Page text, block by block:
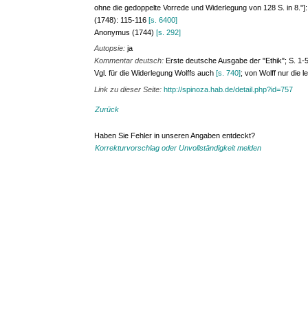
ohne die gedoppelte Vorrede und Widerlegung von 128 S. in
(1748): 115-116[s. 6400]
Anonymus (1744)[s. 292]
Autopsie:ja
Kommentar deutsch:Erste deutsche Ausgabe der "Ethik"; S.
Vgl. für die Widerlegung Wolffs auch[s. 740]; von Wolff nur die
Link zu dieser Seite:http://spinoza.hab.de/detail.php?id=757
Zurück
Haben Sie Fehler in unseren Angaben entdeckt?
Korrekturvorschlag oder Unvollständigkeit melden